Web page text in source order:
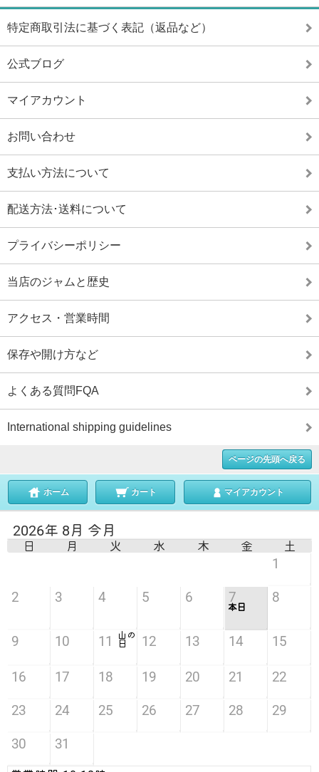
特定商取引法に基づく表記（返品など）
公式ブログ
マイアカウント
お問い合わせ
支払い方法について
配送方法･送料について
プライバシーポリシー
当店のジャムと歴史
アクセス・営業時間
保存や開け方など
よくある質問FQA
International shipping guidelines
ページの先頭へ戻る
ホーム カート マイアカウント